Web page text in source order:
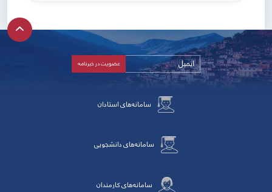
سامانه‌های استادان
سامانه‌های دانشجویی
سامانه‌های کارمندان